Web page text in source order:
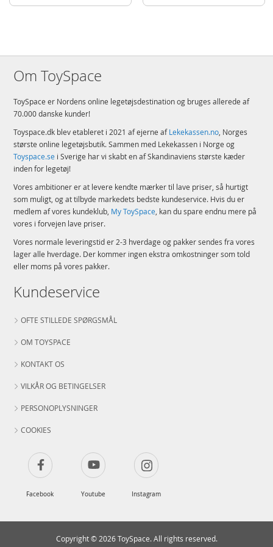
Aktuelt Mest solgte
Om ToySpace
ToySpace er Nordens online legetøjsdestination og bruges allerede af
70.000 danske kunder!
Toyspace.dk blev etableret i 2021 af ejerne afLekekassen.no, Norges
største online legetøjsbutik. Sammen med Lekekassen i Norge og
Toyspace.se i Sverige har vi skabt en af Skandinaviens største kæder
inden for legetøj!
Vores ambitioner er at levere kendte mærker til lave priser, så hurtigt
som muligt, og at tilbyde markedets bedste kundeservice. Hvis du er
medlem af vores kundeklub, My ToySpace, kan du spare endnu mere på
vores i forvejen lave priser.
Vores normale leveringstid er 2-3 hverdage og pakker sendes fra vores
lager alle hverdage. Der kommer ingen ekstra omkostninger som told
eller moms på vores pakker.
Kundeservice
OFTE STILLEDE SPØRGSMÅL
OM TOYSPACE
KONTAKT OS
VILKÅR OG BETINGELSER
PERSONOPLYSNINGER
COOKIES
Facebook Youtube Instagram
Copyright © 2026 ToySpace. All rights reserved.